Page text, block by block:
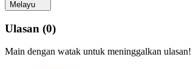
Melayu
Ulasan (0)
Main dengan watak untuk meninggalkan ulasan!